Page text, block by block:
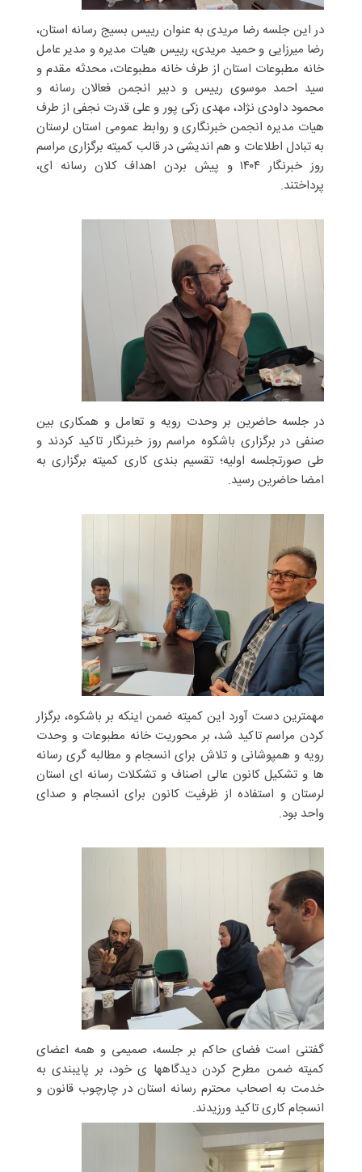
در این جلسه رضا مریدی به عنوان رییس بسیج رسانه استان،
رضا میرزایی و حمید مریدی، رییس هیات مدیره و مدیر عامل
خانه مطبوعات استان از طرف خانه مطبوعات، محدثه مقدم و
سید احمد موسوی رییس و دبیر انجمن فعالان رسانه و
محمود داودی نژاد، مهدی زکی پور و علی قدرت نجفی از طرف
هیات مدیره انجمن خبرنگاری و روابط عمومی استان لرستان
به تبادل اطلاعات و هم اندیشی در قالب کمیته برگزاری مراسم
روز خبرنگار ۱۴۰۴ و پیش بردن اهداف کلان رسانه ای،
پرداختند.
در جلسه حاضرین بر وحدت رویه و تعامل و همکاری بین
صنفی در برگزاری باشکوه مراسم روز خبرنگار تاکید کردند و
طی صورتجلسه اولیه؛ تقسیم بندی کاری کمیته برگزاری به
امضا حاضرین رسید.
مهمترین دست آورد این کمیته ضمن اینکه بر باشکوه، برگزار
کردن مراسم تاکید شد، بر محوریت خانه مطبوعات و وحدت
رویه و همپوشانی و تلاش برای انسجام و مطالبه گری رسانه
ها و تشکیل کانون عالی اصناف و تشکلات رسانه ای استان
لرستان و استفاده از ظرفیت کانون برای انسجام و صدای
واحد بود.
گفتنی است فضای حاکم بر جلسه، صمیمی و همه اعضای
کمیته ضمن مطرح کردن دیدگاهها ی خود، بر پایبندی به
خدمت به اصحاب محترم رسانه استان در چارچوب قانون و
انسجام کاری تاکید ورزیدند.